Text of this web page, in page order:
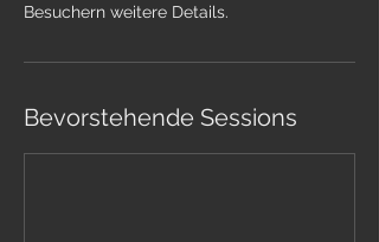
Besuchern weitere Details.
Bevorstehende Sessions